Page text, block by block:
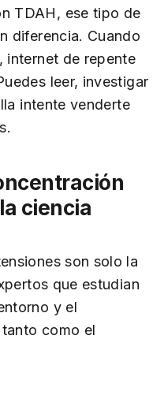
TDAH, ese tipo de
diferencia. Cuando
internet de repente
leer, investigar
intente venderte
ciencia
son solo la
que estudian
y el
como el